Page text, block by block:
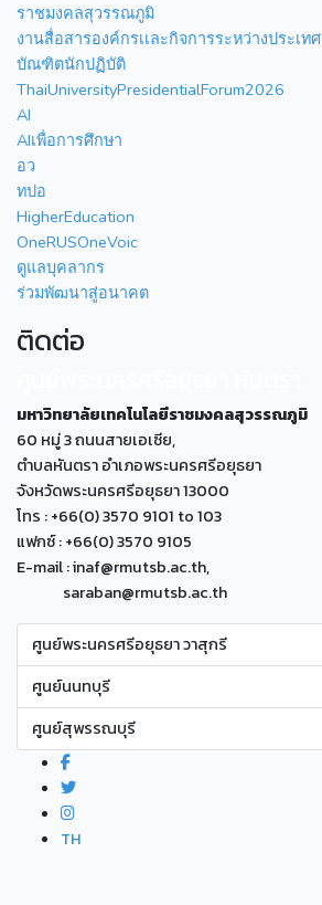
ราชมงคลสุวรรณภูมิ
งานสื่อสารองค์กรเเละกิจการระหว่างประเทศ
บัณฑิตนักปฏิบัติ
ThaiUniversityPresidentialForum2026
AI
AIเพื่อการศึกษา
อว
ทปอ
HigherEducation
OneRUSOneVoic
ดูแลบุคลากร
ร่วมพัฒนาสู่อนาคต
ติดต่อ
มหาวิทยาลัยเทคโนโลยีราชมงคลสุวรรณภูมิ
60 หมู่ 3 ถนนสายเอเซีย,
ตำบลหันตรา อำเภอพระนครศรีอยุธยา
จังหวัดพระนครศรีอยุธยา 13000
โทร : +66(0) 3570 9101 to 103
แฟกซ์ : +66(0) 3570 9105
E-mail : inaf@rmutsb.ac.th,
saraban@rmutsb.ac.th
ศูนย์พระนครศรีอยุธยา วาสุกรี
ศูนย์นนทบุรี
ศูนย์สุพรรณบุรี
TH